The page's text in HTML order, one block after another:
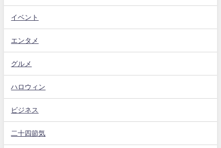
イベント
エンタメ
グルメ
ハロウィン
ビジネス
二十四節気